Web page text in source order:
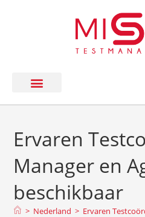
Ervaren
Manager en
beschikbaar
> Nederland > Ervaren